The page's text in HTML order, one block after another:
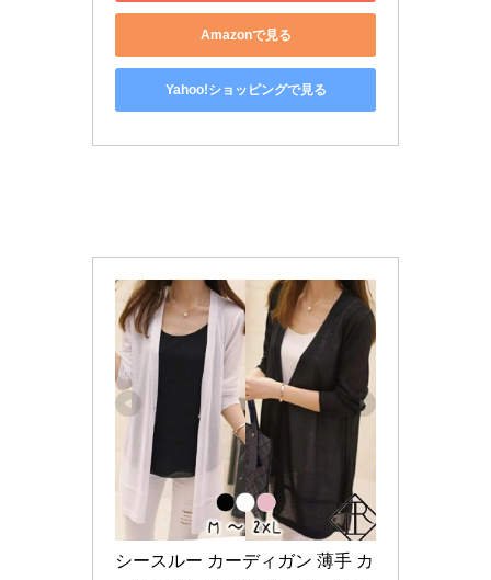
Amazonで見る
Yahoo!ショッピングで見る
シースルー カーディガン 薄手 カ